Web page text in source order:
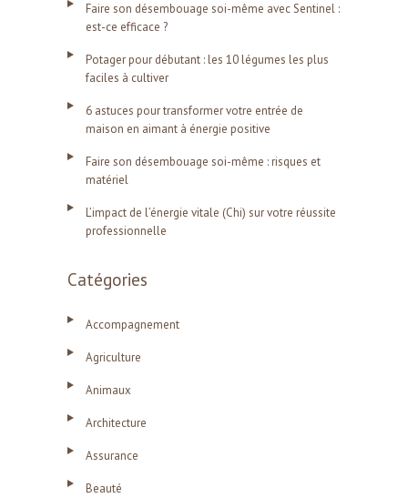
Faire son désembouage soi-même avec Sentinel :
est-ce efficace ?
Potager pour débutant : les 10 légumes les plus
faciles à cultiver
6 astuces pour transformer votre entrée de
maison en aimant à énergie positive
Faire son désembouage soi-même : risques et
matériel
L’impact de l’énergie vitale (Chi) sur votre réussite
professionnelle
Catégories
Accompagnement
Agriculture
Animaux
Architecture
Assurance
Beauté